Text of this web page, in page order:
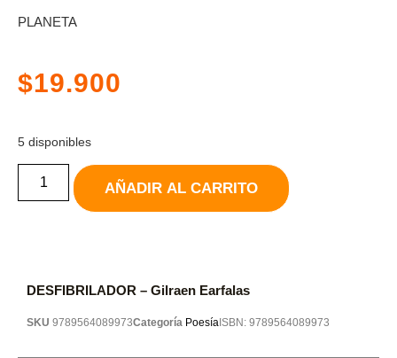
PLANETA
$19.900
5 disponibles
AÑADIR AL CARRITO
DESFIBRILADOR – Gilraen Earfalas
SKU 9789564089973Categoría Poesía ISBN: 9789564089973